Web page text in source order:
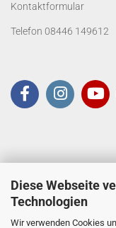
Diese Webseite
Technologien
Wir verwenden Cookies
Kontaktformular
Telefon 08446 149612